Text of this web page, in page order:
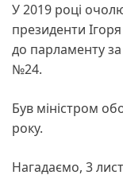
У 2019 році
президенти
до парламенту за
№24.
Був міністром
року.
Нагадаємо, 3